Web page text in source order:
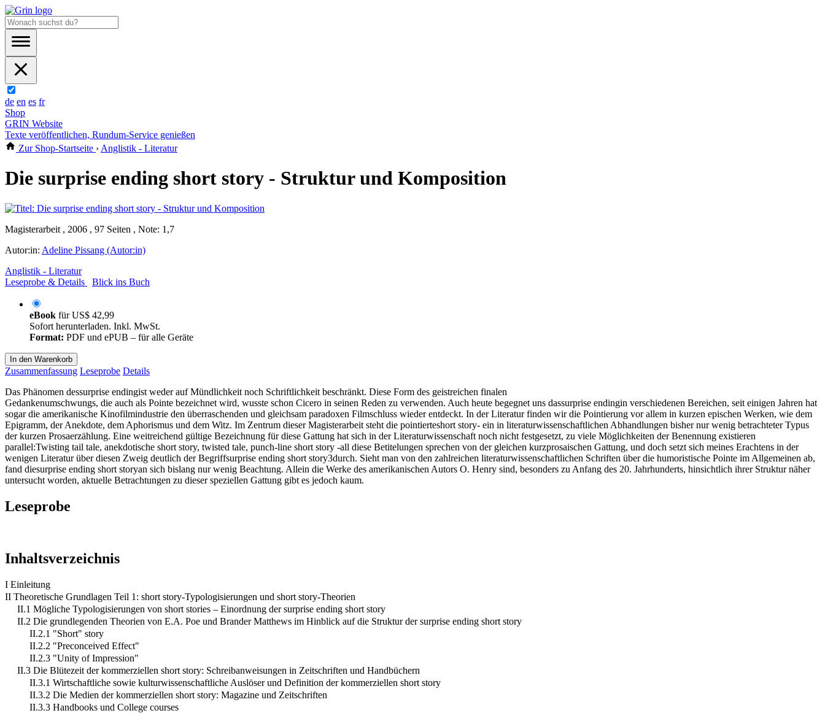
de en es fr
Shop
GRIN Website
Texte veröffentlichen, Rundum-Service genießen
Zur Shop-Startseite › Anglistik - Literatur
Die surprise ending short story - Struktur und Komposition
Magisterarbeit , 2006 , 97 Seiten , Note: 1,7
Autor:in: Adeline Pissang (Autor:in)
Anglistik - Literatur
Leseprobe & Details
Blick ins Buch
eBook fürUS$ 42,99
Sofort herunterladen. Inkl. MwSt.
Format: PDF und ePUB – für alle Geräte
In den Warenkorb
Zusammenfassung Leseprobe Details
Das Phänomen dessurprise endingist weder auf Mündlichkeit noch Schriftlichkeit beschränkt. Diese Form des geistreichen finalen
Gedankenumschwungs, die auch als Pointe bezeichnet wird, wusste schon Cicero in seinen Reden zu verwenden. Auch heute begegnet uns dassurprise endingin verschiedenen Bereichen, seit einigen Jahren hat
sogar die amerikanische Kinofilmindustrie den überraschenden und gleichsam paradoxen Filmschluss wieder entdeckt. In der Literatur finden wir die Pointierung vor allem in kurzen epischen Werken, wie dem
Epigramm, der Anekdote, dem Aphorismus und dem Witz. Im Zentrum dieser Magisterarbeit steht die pointierteshort story- ein in literaturwissenschaftlichen Abhandlungen bisher nur wenig betrachteter Typus
der kurzen Prosaerzählung. Eine weitreichend gültige Bezeichnung für diese Gattung hat sich in der Literaturwissenschaft noch nicht festgesetzt, zu viele Möglichkeiten der Benennung existieren
parallel:Twisting tail tale, anekdotische short story, twisted tale, punch-line short story -all diese Betitelungen sprechen von der gleichen kurzprosaischen Gattung, und doch setzt sich meines Erachtens in der
wenigen Literatur über diesen Zweig deutlich der Begriffsurprise ending short story3durch. Sieht man von den zahlreichen literaturwissenschaftlichen Schriften über die humoristische Pointe im Allgemeinen ab,
fand diesurprise ending short storyan sich bislang nur wenig Beachtung. Allein die Werke des amerikanischen Autors O. Henry sind, besonders zu Anfang des 20. Jahrhunderts, hinsichtlich ihrer Struktur näher
untersucht worden, aktuelle Betrachtungen zu dieser speziellen Gattung gibt es jedoch kaum.
Leseprobe
Inhaltsverzeichnis
I Einleitung
II Theoretische Grundlagen Teil 1: short story-Typologisierungen und short story-Theorien
II.1 Mögliche Typologisierungen von short stories – Einordnung der surprise ending short story
II.2 Die grundlegenden Theorien von E.A. Poe und Brander Matthews im Hinblick auf die Struktur der surprise ending short story
II.2.1 "Short" story
II.2.2 "Preconceived Effect"
II.2.3 "Unity of Impression"
II.3 Die Blütezeit der kommerziellen short story: Schreibanweisungen in Zeitschriften und Handbüchern
II.3.1 Wirtschaftliche sowie kulturwissenschaftliche Auslöser und Definition der kommerziellen short story
II.3.2 Die Medien der kommerziellen short story: Magazine und Zeitschriften
II.3.3 Handbooks und College courses